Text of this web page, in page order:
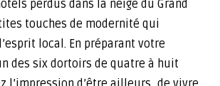
perdus dans la neige du Grand
touches de modernité qui
local. En préparant votre
des six dortoirs de quatre à huit